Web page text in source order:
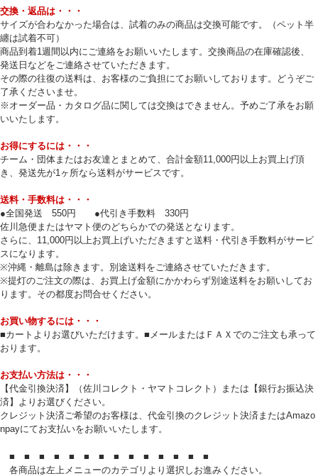
交換・返品は・・・
サイズが合わなかった場合は、試着のみの商品は交換可能です。（ペット半
纏は試着不可）
商品到着1週間以内にご連絡をお願いいたします。交換商品の在庫確認後、
発送日などをご連絡させていただきます。
その際の往復の送料は、お客様のご負担にてお願いしております。どうぞご
了承くださいませ。
※オーダー品・カタログ品に関しては交換はできません。予めご了承をお願
いいたします。
お得にするには・・・
チーム・団体またはお友達とまとめて、合計金額11,000円以上お買上げ頂
き、発送先が1ヶ所なら送料がサービスです。
送料・手数料は・・・
●全国発送 550円 ●代引き手数料 330円
佐川急便またはヤマト便のどちらかでの発送となります。
さらに、11,000円以上お買上げいただきますと送料・代引き手数料がサービ
スになります。
※沖縄・離島は除きます。別途送料をご連絡させていただきます。
※提灯のご注文の際は、お買上げ金額にかかわらず別途送料をお願いしてお
ります。その都度お問合せください。
お買い物するには・・・
■カートよりお選びいただけます。■メールまたはＦＡＸでのご注文も承って
おります。
お支払い方法は・・・
【代金引換決済】（佐川コレクト・ヤマトコレクト）または【銀行お振込決
済】よりお選びください。
クレジット決済ご希望のお客様は、代金引換のクレジット決済またはAmazo
npayにてお支払いをお願いいたします。
■ ■ ■ ■ ■ ■ ■ ■ ■ ■ ■ ■ ■ ■
各商品は左上メニューのカテゴリより選択しお進みください。